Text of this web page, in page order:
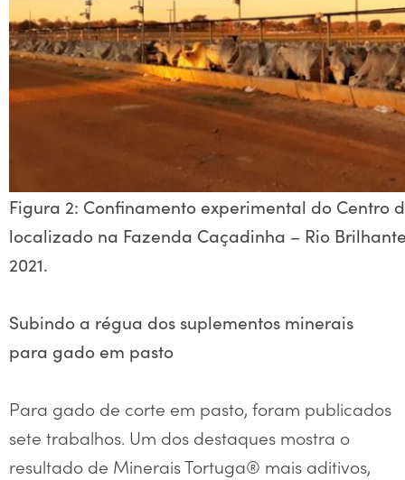
Figura 2: Confinamento experimental do Centro
localizado na Fazenda Caçadinha – Rio
2021.
Subindo a régua dos suplementos minerais
para gado em pasto
Para gado de corte em pasto, foram publicados
sete trabalhos. Um dos destaques mostra o
resultado de Minerais Tortuga® mais aditivos,